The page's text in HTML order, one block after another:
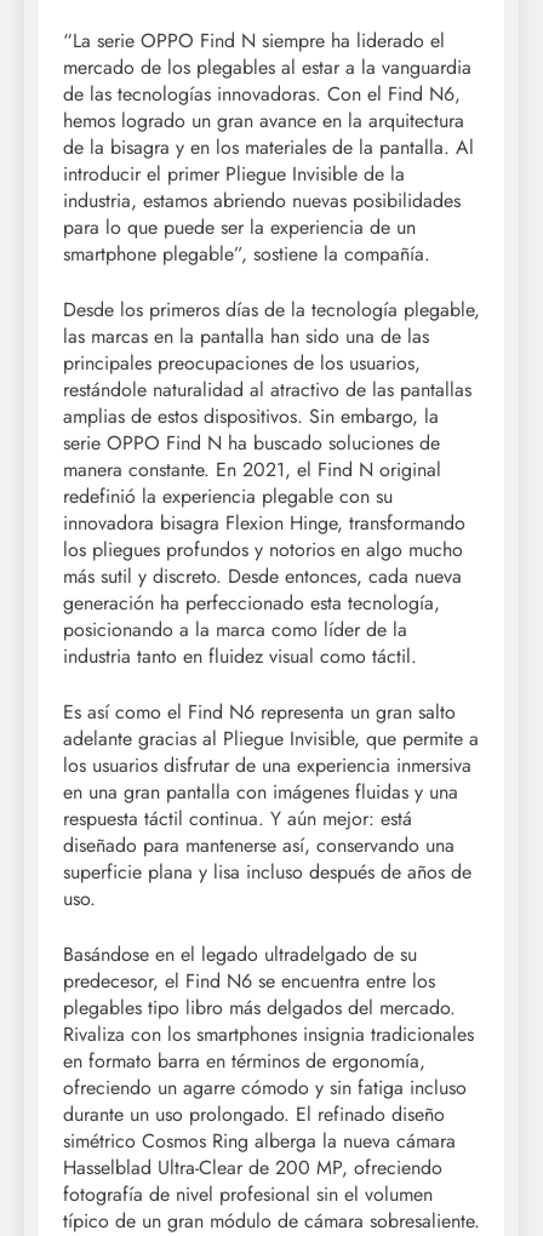
“La serie OPPO Find N siempre ha liderado el
mercado de los plegables al estar a la vanguardia
de las tecnologías innovadoras. Con el Find N6,
hemos logrado un gran avance en la arquitectura
de la bisagra y en los materiales de la pantalla. Al
introducir el primer Pliegue Invisible de la
industria, estamos abriendo nuevas posibilidades
para lo que puede ser la experiencia de un
smartphone plegable”, sostiene la compañía.
Desde los primeros días de la tecnología plegable,
las marcas en la pantalla han sido una de las
principales preocupaciones de los usuarios,
restándole naturalidad al atractivo de las pantallas
amplias de estos dispositivos. Sin embargo, la
serie OPPO Find N ha buscado soluciones de
manera constante. En 2021, el Find N original
redefinió la experiencia plegable con su
innovadora bisagra Flexion Hinge, transformando
los pliegues profundos y notorios en algo mucho
más sutil y discreto. Desde entonces, cada nueva
generación ha perfeccionado esta tecnología,
posicionando a la marca como líder de la
industria tanto en fluidez visual como táctil.
Es así como el Find N6 representa un gran salto
adelante gracias al Pliegue Invisible, que permite a
los usuarios disfrutar de una experiencia inmersiva
en una gran pantalla con imágenes fluidas y una
respuesta táctil continua. Y aún mejor: está
diseñado para mantenerse así, conservando una
superficie plana y lisa incluso después de años de
uso.
Basándose en el legado ultradelgado de su
predecesor, el Find N6 se encuentra entre los
plegables tipo libro más delgados del mercado.
Rivaliza con los smartphones insignia tradicionales
en formato barra en términos de ergonomía,
ofreciendo un agarre cómodo y sin fatiga incluso
durante un uso prolongado. El refinado diseño
simétrico Cosmos Ring alberga la nueva cámara
Hasselblad Ultra-Clear de 200 MP, ofreciendo
fotografía de nivel profesional sin el volumen
típico de un gran módulo de cámara sobresaliente.